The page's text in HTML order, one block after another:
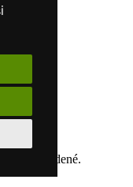
vyhradené.